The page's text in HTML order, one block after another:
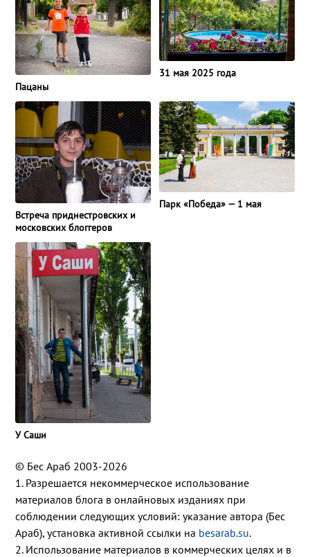
Пацаны
31 мая 2025 года
Встреча приднестровских и
московских блоггеров
Парк «Победа» — 1 мая
У Саши
© Бес Араб 2003-2026
1. Разрешается некоммерческое использование
материалов блога в онлайновых изданиях при
соблюдении следующих условий: указание автора (Бес
Араб), установка активной ссылки на besarab.su.
2. Использование материалов в коммерческих целях и в